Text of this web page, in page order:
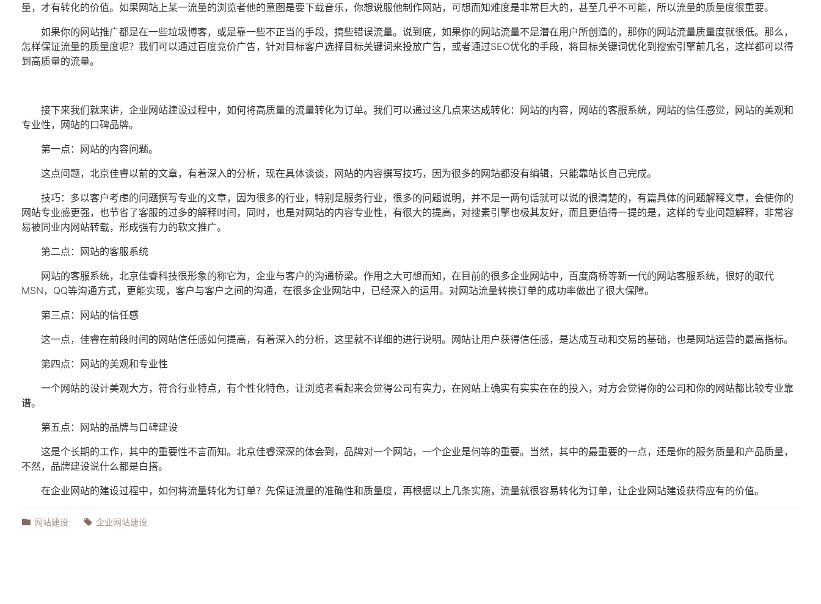
量，才有转化的价值。如果网站上某一流量的浏览者他的意图是要下载音乐，你想说服他制作网站，可想而知难度是非常巨大的，甚至几乎不可能，所以流量的质量度很重要。
如果你的网站推广都是在一些垃圾博客，或是靠一些不正当的手段，搞些错误流量。说到底，如果你的网站流量不是潜在用户所创造的，那你的网站流量质量度就很低。那么，
怎样保证流量的质量度呢？我们可以通过百度竞价广告，针对目标客户选择目标关键词来投放广告，或者通过SEO优化的手段，将目标关键词优化到搜索引擎前几名，这样都可以得
到高质量的流量。
接下来我们就来讲， 企业网站建设过程中，如何将高质量的流量转化为订单。我们可以通过这几点来达成转化：网站的内容，网站的客服系统，网站的信任感觉，网站的美观和
专业性，网站的口碑品牌。
第一点：网站的内容问题。
这点问题，北京佳睿以前的文章，有着深入的分析，现在具体谈谈，网站的内容撰写技巧，因为很多的网站都没有编辑，只能靠站长自己完成。
技巧：多以客户考虑的问题撰写专业的文章，因为很多的行业，特别是服务行业，很多的问题说明，并不是一两句话就可以说的很清楚的，有篇具体的问题解释文章，会使你的
网站专业感更强，也节省了客服的过多的解释时间，同时，也是对网站的内容专业性，有很大的提高，对搜素引擎也极其友好，而且更值得一提的是，这样的专业问题解释，非常容
易被同业内网站转载，形成强有力的软文推广。
第二点：网站的客服系统
网站的客服系统，北京佳睿科技很形象的称它为，企业与客户的沟通桥梁。作用之大可想而知，在目前的很多企业网站中，百度商桥等新一代的网站客服系统，很好的取代
MSN，QQ等沟通方式，更能实现，客户与客户之间的沟通，在很多企业网站中，已经深入的运用。对网站流量转换订单的成功率做出了很大保障。
第三点：网站的信任感
这一点，佳睿在前段时间的网站信任感如何提高，有着深入的分析，这里就不详细的进行说明。网站让用户获得信任感，是达成互动和交易的基础，也是网站运营的最高指标。
第四点：网站的美观和专业性
一个网站的设计美观大方，符合行业特点，有个性化特色，让浏览者看起来会觉得公司有实力，在网站上确实有实实在在的投入，对方会觉得你的公司和你的网站都比较专业靠
谱。
第五点：网站的品牌与口碑建设
这是个长期的工作，其中的重要性不言而知。北京佳睿深深的体会到，品牌对一个网站，一个企业是何等的重要。当然，其中的最重要的一点，还是你的服务质量和产品质量，
不然，品牌建设说什么都是白搭。
在企业网站的建设过程中，如何将流量转化为订单？先保证流量的准确性和质量度，再根据以上几条实施，流量就很容易转化为订单，让企业网站建设获得应有的价值。
网站建设 企业网站建设